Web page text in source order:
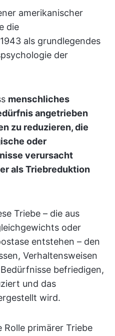
amerikanischer
die
als grundlegendes
der
menschliches
angetrieben
zu reduzieren, die
oder
verursacht
als Triebreduktion
Triebe – die aus
oder
entstehen – den
Verhaltensweisen
befriedigen,
und das
wird.
Rolle primärer Triebe